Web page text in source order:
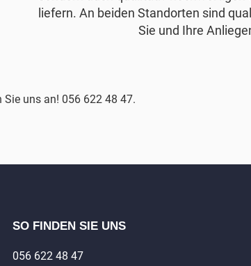
liefern. An beiden Standorten sind
Sie und Ihre
uns an! 056 622 48 47.
SO FINDEN SIE UNS
056 622 48 47